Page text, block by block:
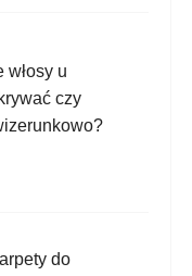
włosy u
czy
do